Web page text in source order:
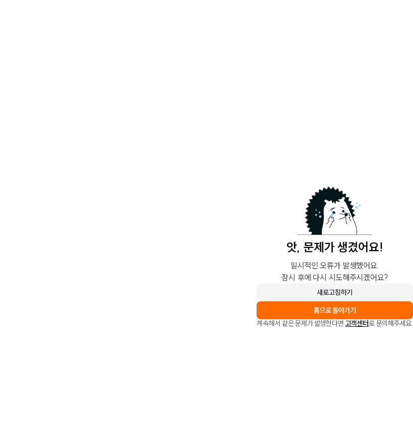
앗, 문제가 생겼어요!
일시적인 오류가 발생했어요.
잠시 후에 다시 시도해주시겠어요?
새로고침하기
홈으로 돌아가기
계속해서 같은 문제가 발생한다면 고객센터로 문의해주세요.